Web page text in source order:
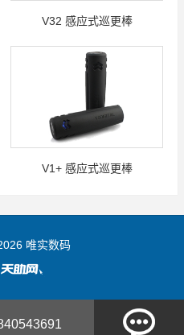
V32 感应式巡更棒
V1+ 感应式巡更棒
唯实数码